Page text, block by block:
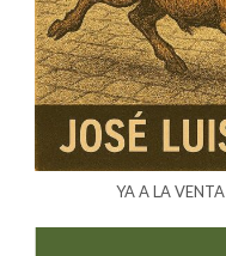
YA A LA VENTA